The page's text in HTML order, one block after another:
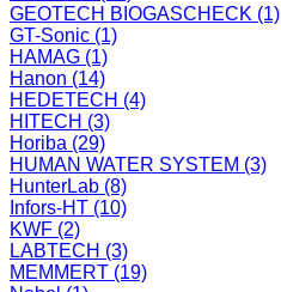
GEOTECH BIOGASCHECK (1)
GT-Sonic (1)
HAMAG (1)
Hanon (14)
HEDETECH (4)
HITECH (3)
Horiba (29)
HUMAN WATER SYSTEM (3)
HunterLab (8)
Infors-HT (10)
KWF (2)
LABTECH (3)
MEMMERT (19)